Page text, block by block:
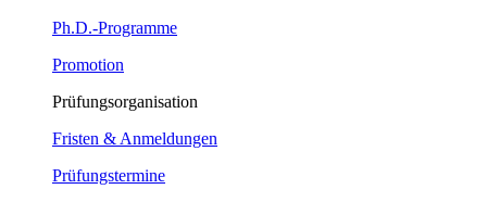
Ph.D.-Programme
Promotion
Prüfungsorganisation
Fristen & Anmeldungen
Prüfungstermine